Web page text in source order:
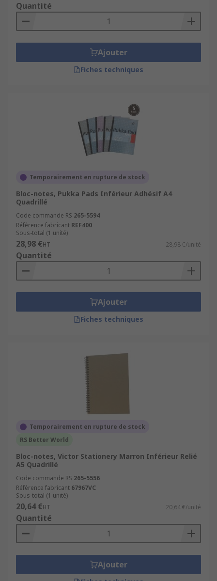
Quantité
Ajouter
Fiches techniques
Temporairement en rupture de stock
Bloc-notes, Pukka Pads Inférieur Adhésif A4
Quadrillé
Code commande RS 265-5594
Référence fabricant REF400
Sous-total (1 unité)
28,98 €HT 28,98 €/unité
Quantité
Ajouter
Fiches techniques
Temporairement en rupture de stock
RS Better World
Bloc-notes, Victor Stationery Marron Inférieur Relié
A5 Quadrillé
Code commande RS 265-5556
Référence fabricant 67967VC
Sous-total (1 unité)
20,64 €HT 20,64 €/unité
Quantité
Ajouter